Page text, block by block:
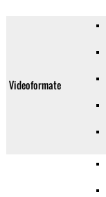
Videoformate